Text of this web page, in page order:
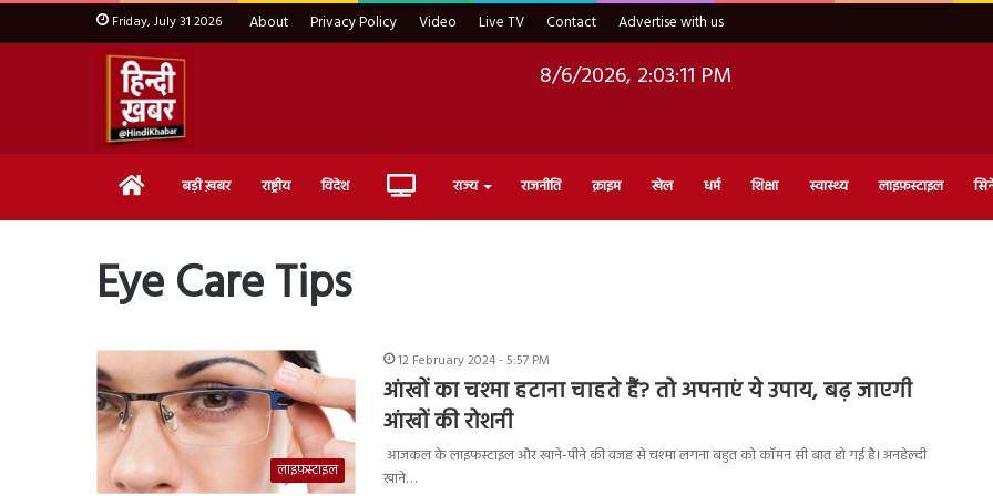
Friday, July 31 2026 About Privacy Policy Video Live TV Contact Advertise with us
8/6/2026, 2:03:12 PM
Home बड़ी ख़बर राष्ट्रीय विदेश Live राज्य राजनीति क्राइम खेल धर्म शिक्षा स्वास्थ्य लाइफ़स्टाइल
Eye Care Tips
लाइफ़स्टाइल
12 February 2024 - 5:57 PM
आंखों का चश्मा हटाना चाहते हैं? तो अपनाएं ये उपाय, बढ़ जाएगी
आंखों की रोशनी
आजकल के लाइफस्टाइल और खाने-पीने की वजह से चश्मा लगना बहुत को कॉमन सी बात हो गई है। अनहेल्दी
खाने…